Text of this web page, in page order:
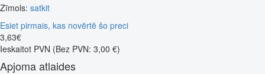
Zīmols: satkit
Esiet pirmais, kas novērtē šo preci
3,63€
Ieskaitot PVN (Bez PVN: 3,00 €)
Apjoma atlaides